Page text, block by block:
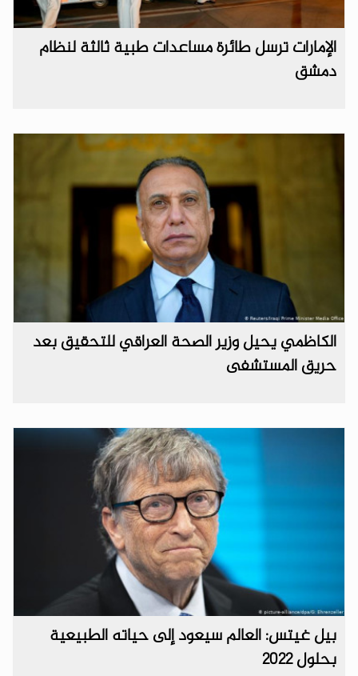
الإمارات ترسل طائرة مساعدات طبية ثالثة لنظام
دمشق
الكاظمي يحيل وزير الصحة العراقي للتحقيق بعد
حريق المستشفى
بيل غيتس: العالم سيعود إلى حياته الطبيعية
بحلول 2022